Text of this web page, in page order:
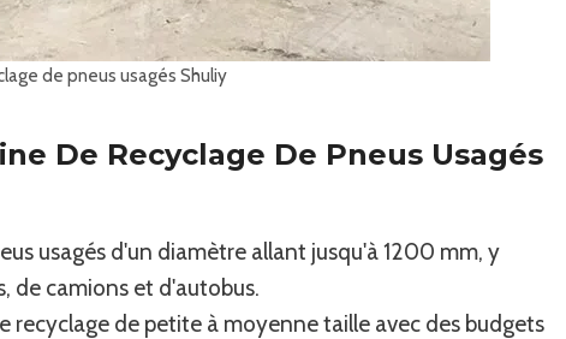
de pneus usagés Shuliy
De Recyclage De Pneus Usagés
usagés d'un diamètre allant jusqu'à 1200 mm, y
de camions et d'autobus.
recyclage de petite à moyenne taille avec des budgets